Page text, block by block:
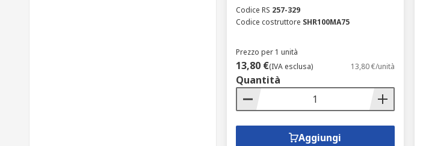
Codice RS 257-329
Codice costruttore SHR100MA75
Prezzo per 1 unità
13,80 €(IVA esclusa) 13,80 €/unità
Quantità
Aggiungi